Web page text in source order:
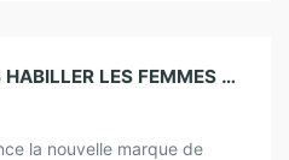
BEYONCE NE VEUT PAS HABILLER LES FEMMES AU-DELÀ DE LA TAILLE 42 AVEC SA MARQUE IVY PARK
la nouvelle marque de